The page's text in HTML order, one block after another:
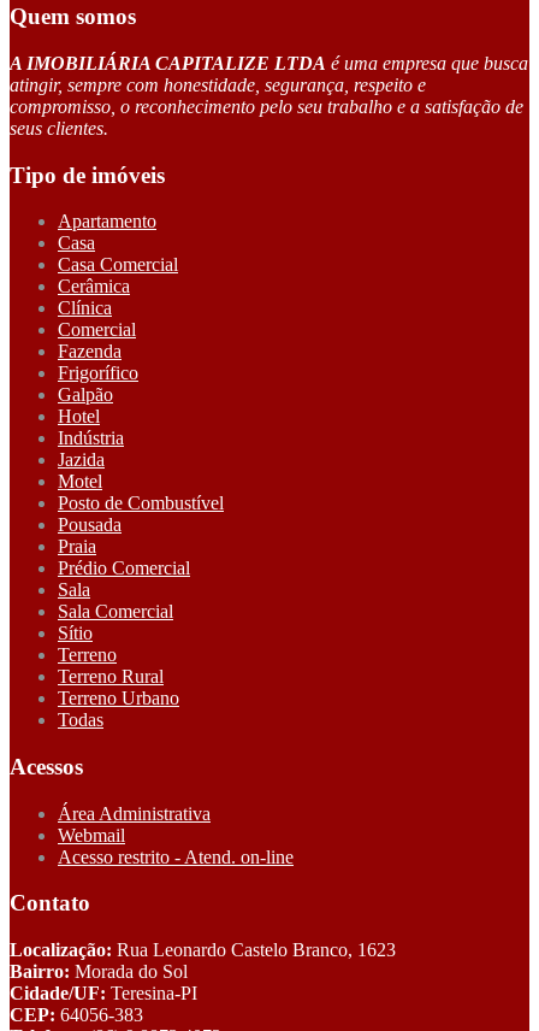
Quem somos
A IMOBILIÁRIA CAPITALIZE LTDA é uma empresa que busca
atingir, sempre com honestidade, segurança, respeito e
compromisso, o reconhecimento pelo seu trabalho e a satisfação de
seus clientes.
Tipo de imóveis
Apartamento
Casa
Casa Comercial
Cerâmica
Clínica
Comercial
Fazenda
Frigorífico
Galpão
Hotel
Indústria
Jazida
Motel
Posto de Combustível
Pousada
Praia
Prédio Comercial
Sala
Sala Comercial
Sítio
Terreno
Terreno Rural
Terreno Urbano
Todas
Acessos
Área Administrativa
Webmail
Acesso restrito - Atend. on-line
Contato
Localização: Rua Leonardo Castelo Branco, 1623
Bairro: Morada do Sol
Cidade/UF: Teresina-PI
CEP: 64056-383